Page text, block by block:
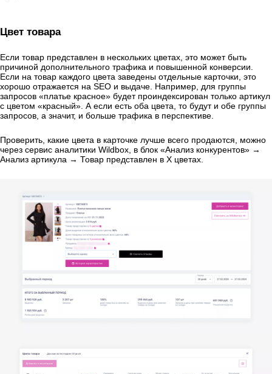
Цвет товара
Если товар представлен в нескольких цветах, это может быть
причиной дополнительного трафика и повышенной конверсии.
Если на товар каждого цвета заведены отдельные карточки, это
хорошо отражается на SEO и выдаче. Например, для группы
запросов «платье красное» будет проиндексирован только артикул
с цветом «красный». А если есть оба цвета, то будут и обе группы
запросов, а значит, и больше трафика в перспективе.
Проверить, какие цвета в карточке лучше всего продаются, можно
через сервис аналитики Wildbox, в блок «Анализ конкурентов» →
Анализ артикула → Товар представлен в Х цветах.